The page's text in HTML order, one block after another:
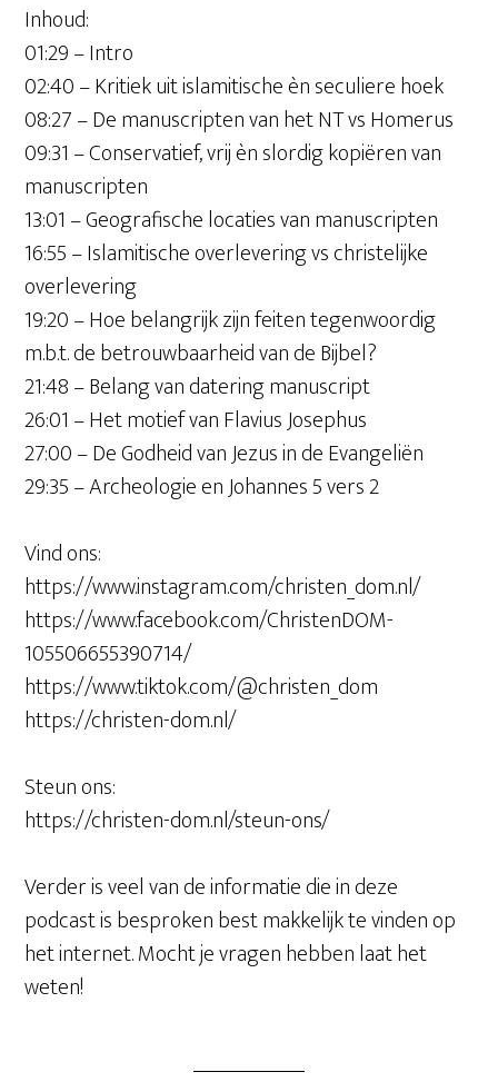
Inhoud:
01:29 – Intro
02:40 – Kritiek uit islamitische èn seculiere hoek
08:27 – De manuscripten van het NT vs Homerus
09:31 – Conservatief, vrij èn slordig kopiëren van
manuscripten
13:01 – Geografische locaties van manuscripten
16:55 – Islamitische overlevering vs christelijke
overlevering
19:20 – Hoe belangrijk zijn feiten tegenwoordig
m.b.t. de betrouwbaarheid van de Bijbel?
21:48 – Belang van datering manuscript
26:01 – Het motief van Flavius Josephus
27:00 – De Godheid van Jezus in de Evangeliën
29:35 – Archeologie en Johannes 5 vers 2
Vind ons:
https://www.instagram.com/christen_dom.nl/
https://www.facebook.com/ChristenDOM-
105506655390714/
https://www.tiktok.com/@christen_dom
https://christen-dom.nl/
Steun ons:
https://christen-dom.nl/steun-ons/
Verder is veel van de informatie die in deze
podcast is besproken best makkelijk te vinden op
het internet. Mocht je vragen hebben laat het
weten!